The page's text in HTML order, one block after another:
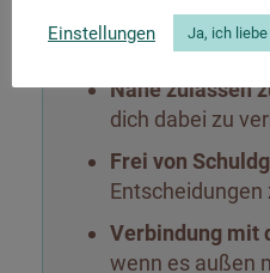
zu spüren,
was nicht (auch
Nähe zulassen
dich dabei zu
Frei von
Entscheidungen
Verbindung mit
wenn es außen
Einstellungen Ja, ich